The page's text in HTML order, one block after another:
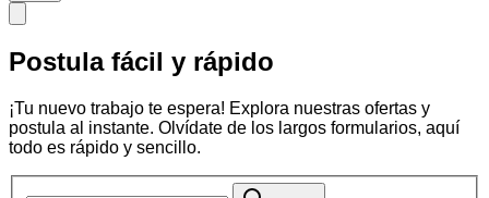
Postula fácil y rápido
¡Tu nuevo trabajo te espera! Explora nuestras ofertas y
postula al instante. Olvídate de los largos formularios, aquí
todo es rápido y sencillo.